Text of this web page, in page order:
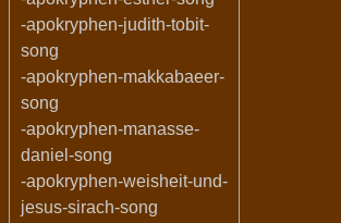
-apokryphen-judith-tobit-
song
-apokryphen-makkabaeer-
song
-apokryphen-manasse-
daniel-song
-apokryphen-weisheit-und-
jesus-sirach-song